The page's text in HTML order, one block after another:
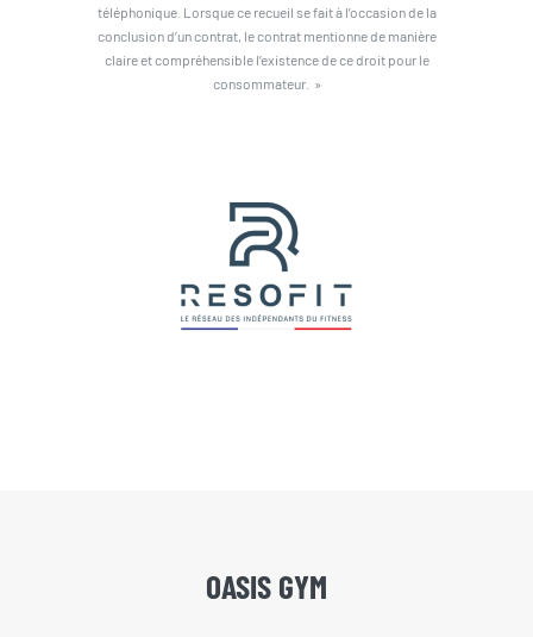
téléphonique. Lorsque ce recueil se fait à l’occasion de la
conclusion d’un contrat, le contrat mentionne de manière
claire et compréhensible l’existence de ce droit pour le
consommateur. »
OASIS GYM